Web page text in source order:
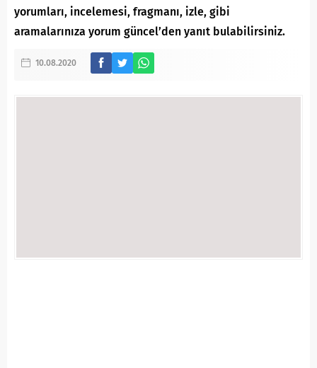
yorumları, incelemesi, fragmanı, izle, gibi
aramalarınıza yorum güncel’den yanıt bulabilirsiniz.
10.08.2020